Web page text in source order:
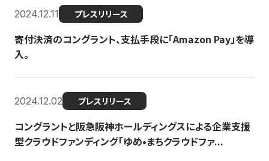
2024.12.11 プレスリリース
寄付決済のコングラント、支払手段に「Amazon Pay」を導
入。
2024.12.02 プレスリリース
コングラントと阪急阪神ホールディングスによる企業支援
型クラウドファンディング「ゆめ•まちクラウドファ...